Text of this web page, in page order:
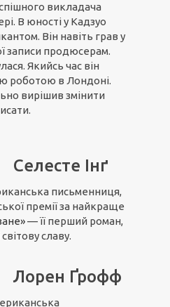
викладача
В юності у Кадзуо
Він навіть грав у
записи продюсерам.
Якийсь час він
роботою в Лондоні.
вирішив змінити
Селесте Інґ
письменниця,
премії за найкраще
— її перший роман,
славу.
Лорен Ґрофф